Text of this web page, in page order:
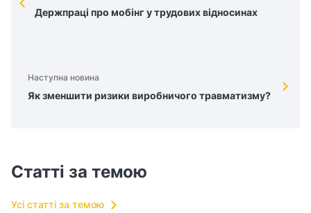
Держпраці про мобінг у трудових відносинах
Наступна новина
Як зменшити ризики виробничого травматизму?
Статті за темою
Усі статті за темою